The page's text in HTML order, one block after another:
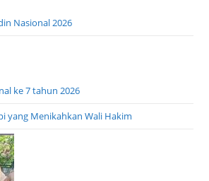
Nasional 2026
ke 7 tahun 2026
yang Menikahkan Wali Hakim